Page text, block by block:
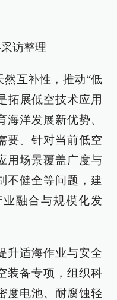
采访整理
互补性，推动“低
拓展低空技术应用
洋发展新优势、
要。针对当前低空
用场景覆盖广度与
不健全等问题，建
融合与规模化发
升适海作业与安全
装备专项，组织科
度电池、耐腐蚀轻